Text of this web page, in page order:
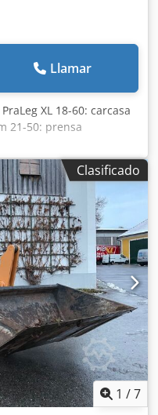
Llamar
XL 18-60: carcasa
21-50: prensa
Agpea Schmedt
libros
su funcionamiento. La
para encuadernar en
de adhesivo, con
Formato: Altura del
110 – 450 mm
de producción:
hora Alimentación
en Alemania.
libros Prensa para
por Schmedt,
buenas condiciones y
técnicas: Formato
220 kg Alimentación
El precio es por un
Clasificado
1 /7